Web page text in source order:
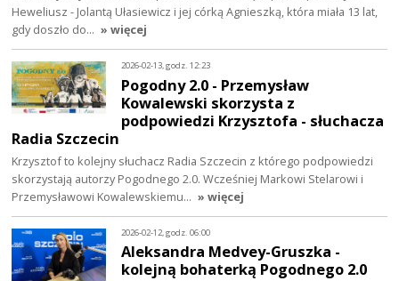
Heweliusz - Jolantą Ułasiewicz i jej córką Agnieszką, która miała 13 lat,
gdy doszło do… » więcej
2026-02-13, godz. 12:23
Pogodny 2.0 - Przemysław
Kowalewski skorzysta z
podpowiedzi Krzysztofa - słuchacza
Radia Szczecin
Krzysztof to kolejny słuchacz Radia Szczecin z którego podpowiedzi
skorzystają autorzy Pogodnego 2.0. Wcześniej Markowi Stelarowi i
Przemysławowi Kowalewskiemu… » więcej
2026-02-12, godz. 06:00
Aleksandra Medvey-Gruszka -
kolejną bohaterką Pogodnego 2.0